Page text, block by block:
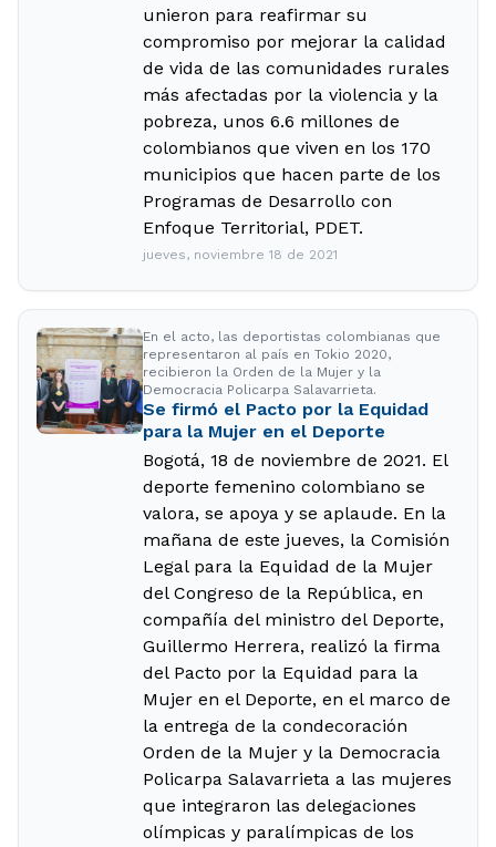
unieron para reafirmar su
compromiso por mejorar la calidad
de vida de las comunidades rurales
más afectadas por la violencia y la
pobreza, unos 6.6 millones de
colombianos que viven en los 170
municipios que hacen parte de los
Programas de Desarrollo con
Enfoque Territorial, PDET.
jueves, noviembre 18 de 2021
En el acto, las deportistas colombianas que
representaron al país en Tokio 2020,
recibieron la Orden de la Mujer y la
Democracia Policarpa Salavarrieta.
Se firmó el Pacto por la Equidad
para la Mujer en el Deporte
Bogotá, 18 de noviembre de 2021. El
deporte femenino colombiano se
valora, se apoya y se aplaude. En la
mañana de este jueves, la Comisión
Legal para la Equidad de la Mujer
del Congreso de la República, en
compañía del ministro del Deporte,
Guillermo Herrera, realizó la firma
del Pacto por la Equidad para la
Mujer en el Deporte, en el marco de
la entrega de la condecoración
Orden de la Mujer y la Democracia
Policarpa Salavarrieta a las mujeres
que integraron las delegaciones
olímpicas y paralímpicas de los